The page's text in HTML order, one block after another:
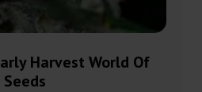
Harvest World Of
Seeds